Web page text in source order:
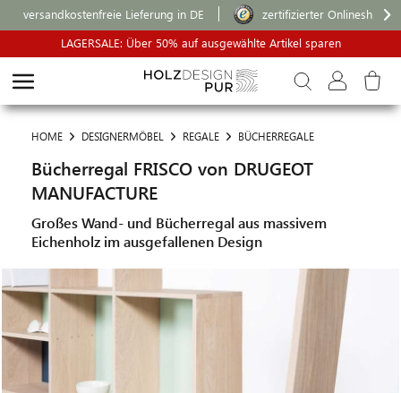
versandkostenfreie Lieferung in DE
zertifizierter Onlineshop
LAGERSALE: Über 50% auf ausgewählte Artikel sparen
HOME DESIGNERMÖBEL REGALE BÜCHERREGALE
Bücherregal FRISCO von DRUGEOT
MANUFACTURE
Großes Wand- und Bücherregal aus massivem
Eichenholz im ausgefallenen Design